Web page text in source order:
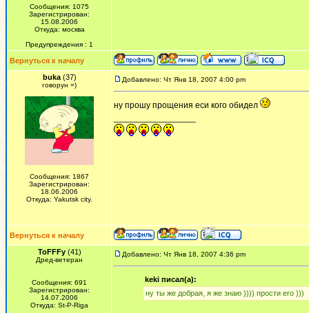
Сообщения: 1075
Зарегистрирован:
15.08.2006
Откуда: москва
Предупреждения : 1
Вернуться к началу
buka(37)
говорун =)
Сообщения: 1867
Зарегистрирован:
18.06.2006
Откуда: Yakutsk city.
Добавлено: Чт Янв 18, 2007 4:00 pm
ну прошу прощения еси кого обидел
Вернуться к началу
ToFFFy(41)
Дред-ветеран
Сообщения: 691
Зарегистрирован:
14.07.2006
Откуда: St-P-Riga
Добавлено: Чт Янв 18, 2007 4:36 pm
keki писал(а):
ну ты же добрая, я же знаю )))) прости его )))